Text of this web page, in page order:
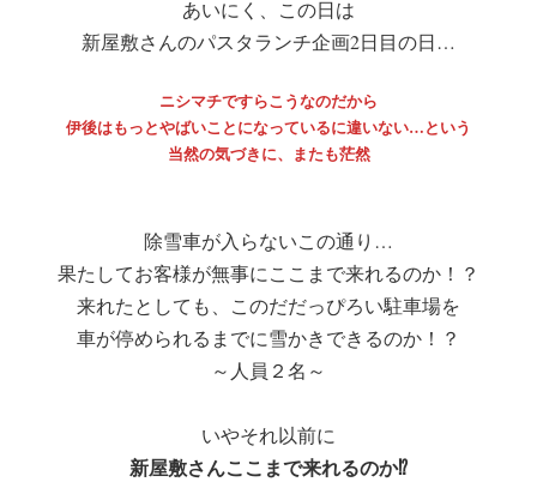
あいにく、この日は
新屋敷さんのパスタランチ企画2日目の日…
ニシマチですらこうなのだから
伊後はもっとやばいことになっているに違いない…という
当然の気づきに、またも茫然
除雪車が入らないこの通り…
果たしてお客様が無事にここまで来れるのか！？
来れたとしても、このだだっぴろい駐車場を
車が停められるまでに雪かきできるのか！？
～人員２名～
いやそれ以前に
新屋敷さんここまで来れるのか⁉